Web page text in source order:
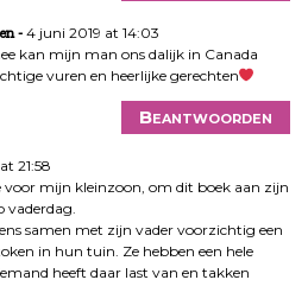
4 juni 2019 at 14:03
kan mijn man ons dalijk in Canada
vuren en heerlijke gerechten
Beantwoorden
21:58
voor mijn kleinzoon, om dit boek aan zijn
vaderdag.
samen met zijn vader voorzichtig een
in hun tuin. Ze hebben een hele
heeft daar last van en takken